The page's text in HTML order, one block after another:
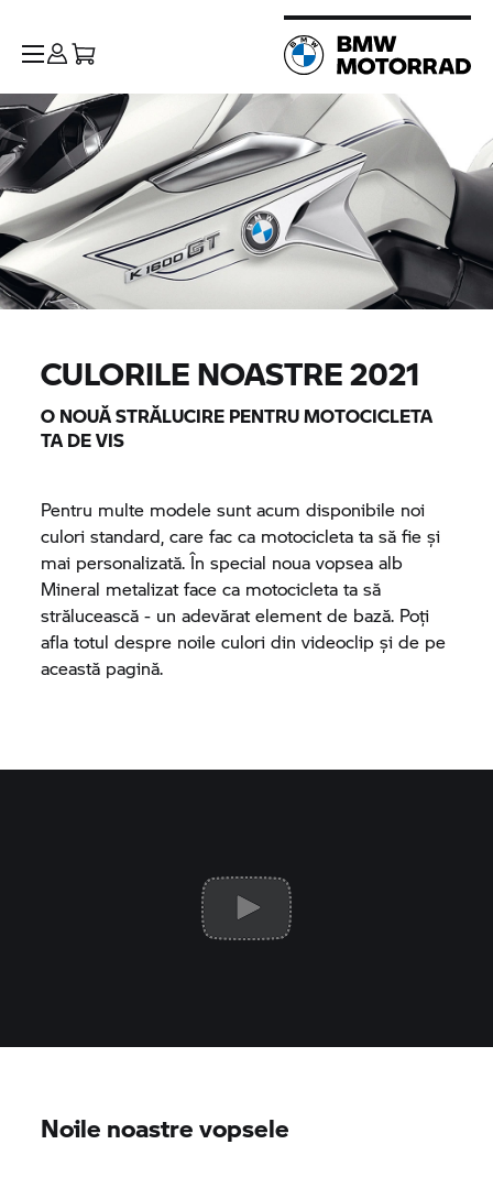
CULORILE NOASTRE 2021
O NOUĂ STRĂLUCIRE PENTRU MOTOCICLETA
TA DE VIS
Pentru multe modele sunt acum disponibile noi
culori standard, care fac ca motocicleta ta să fie și
mai personalizată. În special noua vopsea alb
Mineral metalizat face ca motocicleta ta să
strălucească - un adevărat element de bază. Poți
afla totul despre noile culori din videoclip și de pe
această pagină.
Noile noastre vopsele